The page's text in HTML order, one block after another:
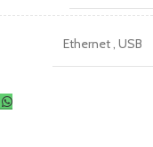
Ethernet USB